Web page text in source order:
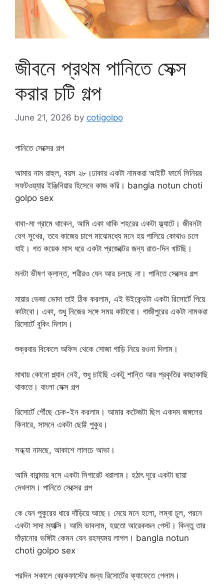
জীবনে প্রথম পানিতে সেক্স
করার চটি গল্প
June 21, 2026 by cotigolpo
পানিতে সেক্সের গল্প
আমার নাম রাহুল, বয়স ২৮।ঢাকার একটা নামকরা আইটি ফার্মে সিনিয়র
সফটওয়্যার ইঞ্জিনিয়ার হিসেবে কাজ করি। bangla notun choti
golpo sex
বাবা-মা গ্রামে থাকেন, আমি একা থাকি শহরের একটা ফ্ল্যাটে। জীবনটা
বেশ সুখের, তবে কাজের চাপে মাঝেমধ্যে মনে হয় পালিয়ে কোথাও চলে
যাই। গত কয়েক মাস ধরে একটা প্রজেক্টের জন্য রাত-দিন খাটছি।
মনটা ভীষণ ক্লান্ত, শরীরও যেন আর চলছে না। পানিতে সেক্সের গল্প
মায়ার ভেজা ভোদা তাই ঠিক করলাম, এই উইকেন্ডটা একটা রিসোর্টে গিয়ে
কাটাবো। একা, শুধু নিজের সঙ্গে সময় কাটাবো। গাজীপুরের একটা নামকরা
রিসোর্টে বুকিং দিলাম।
শুক্রবার বিকেলে অফিস থেকে সোজা গাড়ি নিয়ে রওনা দিলাম।
মাথায় কোনো প্ল্যান নেই, শুধু চাইছি একটু শান্তি আর প্রকৃতির কাছাকাছি
থাকতে। বাংলা সেক্স গল্প
রিসোর্টে পৌঁছে চেক-ইন করলাম। আমার কটেজটা ছিল একদম জঙ্গলের
কিনারে, সামনে একটা ছোট্ট পুকুর।
সন্ধ্যা নামছে, আকাশে লালচে আভা।
আমি বারান্দায় বসে একটা সিগারেট ধরালাম। হঠাৎ দূরে একটা ছায়া
দেখলাম। পানিতে সেক্সের গল্প
কে যেন পুকুরের ধারে দাঁড়িয়ে আছে। মেয়ে মনে হলো, লম্বা চুল, পরনে
একটা সাদা ম্যাক্সি। আমি ভাবলাম, হয়তো আরেকজন গেস্ট। কিন্তু তার
দাঁড়ানোর ভঙ্গিটা কেমন যেন রহস্যময় লাগল। bangla notun
choti golpo sex
পরদিন সকালে ব্রেকফাস্টের জন্য রিসোর্টের ক্যাফেতে গেলাম।